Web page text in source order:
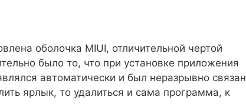
оболочка MIUI, отличительной чертой
было то, что при установке приложения
автоматически и был неразрывно связан
ярлык, то удалиться и сама программа, к